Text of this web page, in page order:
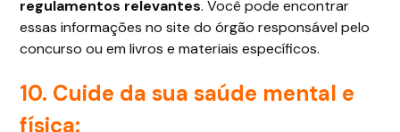
regulamentos relevantes. Você pode encontrar
essas informações no site do órgão responsável pelo
concurso ou em livros e materiais específicos.
10. Cuide da sua saúde mental e
física: